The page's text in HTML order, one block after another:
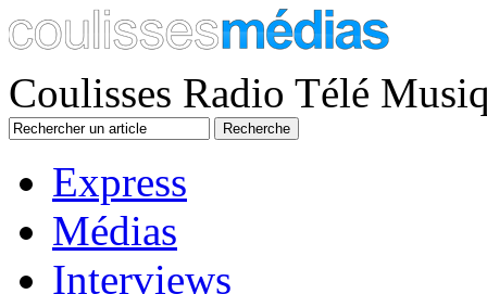
Coulisses Radio Télé
Express
Médias
Interviews